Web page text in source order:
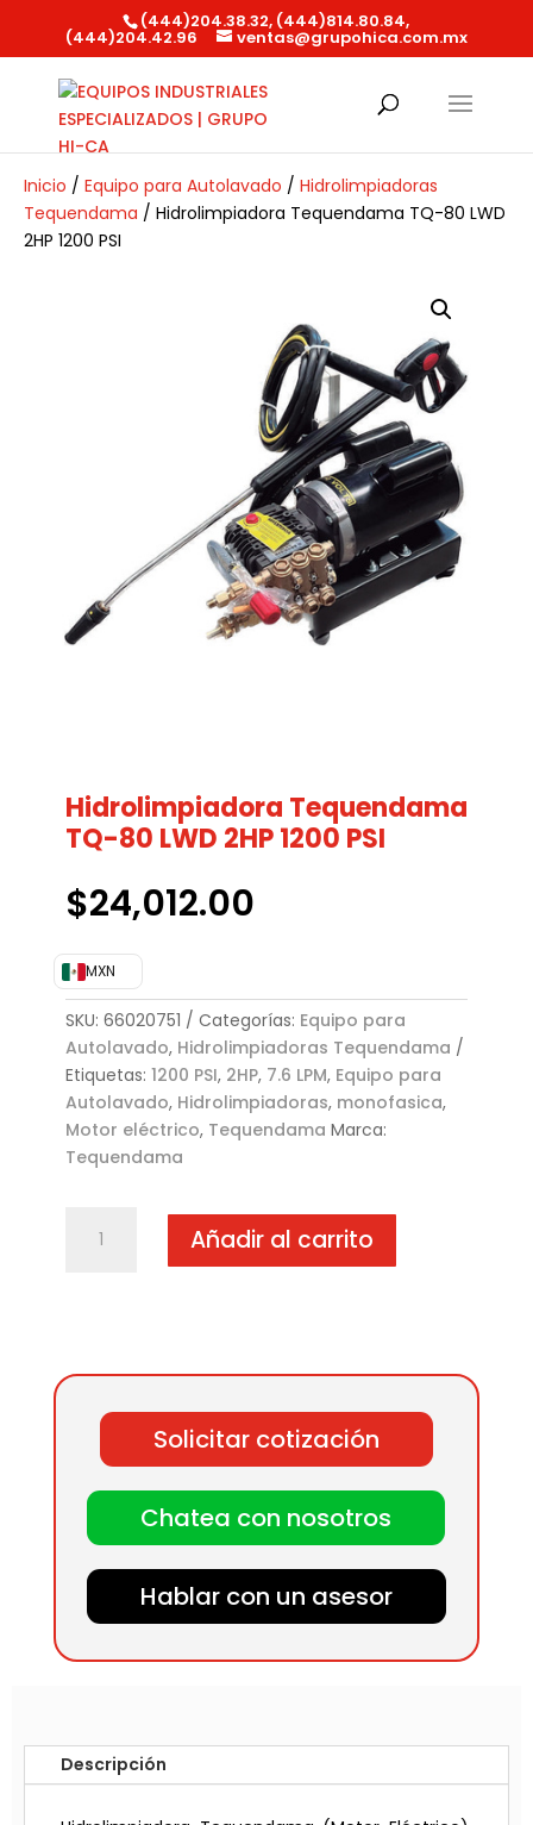
(444)204.38.32, (444)814.80.84,
(444)204.42.96 ventas@grupohica.com.mx
Inicio / Equipo para Autolavado / Hidrolimpiadoras
Tequendama / Hidrolimpiadora Tequendama TQ-80 LWD
2HP 1200 PSI
Hidrolimpiadora Tequendama
TQ-80 LWD 2HP 1200 PSI
$24,012.00
MXN
SKU: 66020751 Categorías: Equipo para
Autolavado, Hidrolimpiadoras Tequendama
Etiquetas: 1200 PSI, 2HP, 7.6 LPM, Equipo para
Autolavado, Hidrolimpiadoras, monofasica,
Motor eléctrico, Tequendama Marca:
Tequendama
Hidrolimpiadora
Tequendama
1200
Añadir al carrito
Solicitar cotización
Chatea con nosotros
Hablar con un asesor
Descripción